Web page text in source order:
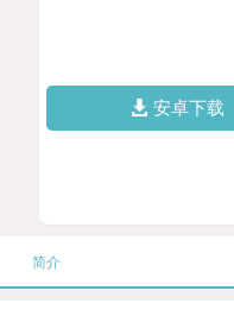
安卓下载
简介